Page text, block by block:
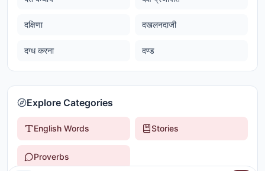
दक्षिणा दखलनदाजी
दग्ध करना दण्ड
Explore Categories
English Words Stories
Proverbs